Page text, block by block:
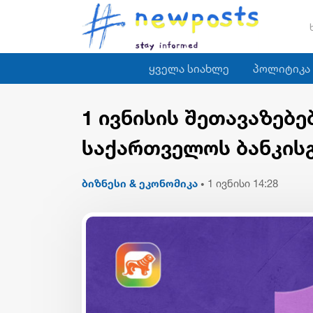
ყველა სიახლე პოლიტიკა
1 ივნისის
საქართველოს
ბიზნესი & ეკონომიკა • 1 ივნისი 14:28